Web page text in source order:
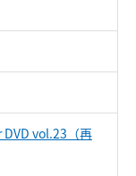
vol.23（再